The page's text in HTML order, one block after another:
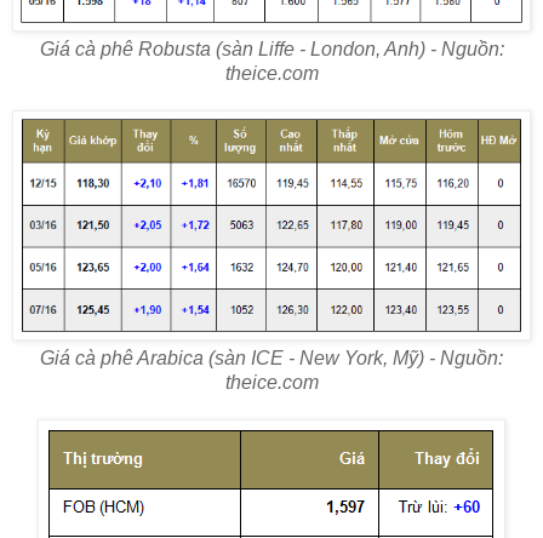
Giá cà phê Robusta (sàn Liffe - London, Anh) - Nguồn:
theice.com
Giá cà phê Arabica (sàn ICE - New York, Mỹ) - Nguồn:
theice.com